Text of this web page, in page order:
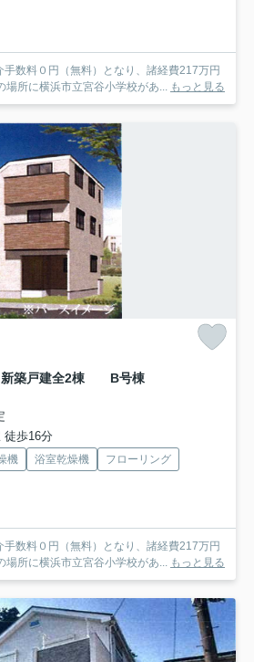
数料０円（無料）となり、諸経費217万円
場所に横浜市立宮谷小学校があ... もっと見る
築戸建全2棟 B号棟
徒歩16分
機 浴室乾燥機
フローリング
数料０円（無料）となり、諸経費217万円
場所に横浜市立宮谷小学校があ... もっと見る